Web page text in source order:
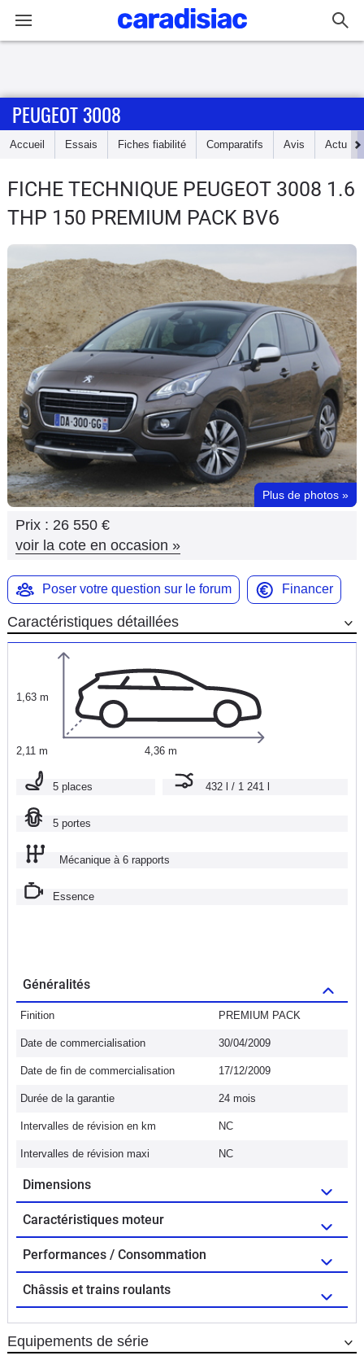
Accueil
Essais
Guide
d'achat
Electriques
Utilitaires
Flottes
Auto
Services
Forum
Moto
Marques
PEUGEOT 3008
Accueil Essais Fiches fiabilité Comparatifs Avis Actu
FICHE TECHNIQUE PEUGEOT 3008 1.6
THP 150 PREMIUM PACK BV6
Plus de photos »
Prix : 26 550 €
voir la cote en occasion »
Poser votre question sur le forum Financer
Caractéristiques détaillées
1,63 m
2,11 m 4,36 m
5 places 432 l / 1 241 l
5 portes
Mécanique à 6 rapports
Essence
Généralités
Finition PREMIUM PACK
Date de commercialisation 30/04/2009
Date de fin de commercialisation 17/12/2009
Durée de la garantie 24 mois
Intervalles de révision en km NC
Intervalles de révision maxi NC
Dimensions
Caractéristiques moteur
Performances / Consommation
Châssis et trains roulants
Equipements de série